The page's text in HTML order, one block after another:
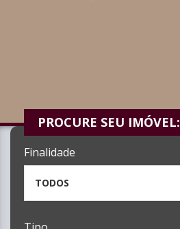
PROCURE SEU IMÓVEL:
Finalidade
TODOS